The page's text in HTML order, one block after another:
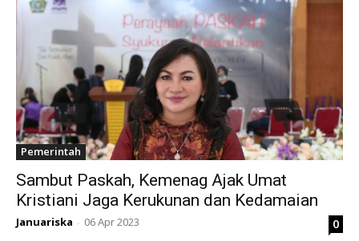
Pemerintah
Sambut Paskah, Kemenag Ajak Umat
Kristiani Jaga Kerukunan dan Kedamaian
Januariska - 06 Apr 2023 0